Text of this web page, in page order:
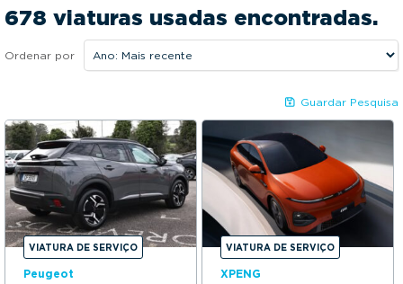
g
a
t
n
84749€
1Kms
Mais opções
678 viaturas usadas encontradas.
Ordenar por
Guardar Pesquisa
VIATURA DE SERVIÇO
Peugeot
VIATURA DE SERVIÇO
XPENG